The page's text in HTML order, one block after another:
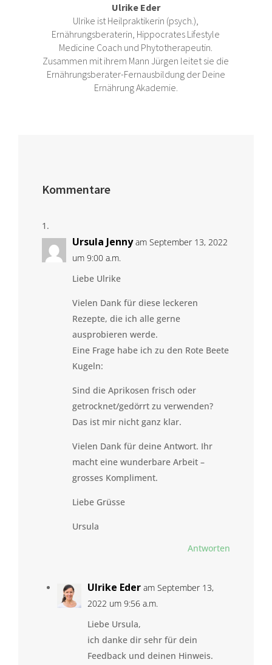
Ulrike Eder
Ulrike ist Heilpraktikerin (psych.),
Ernährungsberaterin, Hippocrates Lifestyle
Medicine Coach und Phytotherapeutin.
Zusammen mit ihrem Mann Jürgen leitet sie die
Ernährungsberater-Fernausbildung der Deine
Ernährung Akademie.
Kommentare
Ursula Jenny am September 13, 2022
um 9:00 a.m.
Liebe Ulrike
Vielen Dank für diese leckeren
Rezepte, die ich alle gerne
ausprobieren werde.
Eine Frage habe ich zu den Rote Beete
Kugeln:
Sind die Aprikosen frisch oder
getrocknet/gedörrt zu verwenden?
Das ist mir nicht ganz klar.
Vielen Dank für deine Antwort. Ihr
macht eine wunderbare Arbeit –
grosses Kompliment.
Liebe Grüsse
Ursula
Antworten
Ulrike Eder am September 13,
2022 um 9:56 a.m.
Liebe Ursula,
ich danke dir sehr für dein
Feedback und deinen Hinweis.